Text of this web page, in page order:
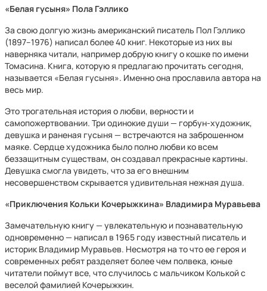
«Белая гусыня» Пола Гэллико
За свою долгую жизнь американский писатель Пол Гэллико
(1897–1976) написал более 40 книг. Некоторые из них вы
наверняка читали, например добрую книгу о кошке по имени
Томасина. Книга, которую я предлагаю прочитать сегодня,
называется «Белая гусыня». Именно она прославила автора на
весь мир.
Это трогательная история о любви, верности и
самопожертвовании. Три одинокие души — горбун-художник,
девушка и раненая гусыня — встречаются на заброшенном
маяке. Сердце художника было полно любви ко всем
беззащитным существам, он создавал прекрасные картины.
Девушка смогла увидеть, что за его внешним
несовершенством скрывается удивительная нежная душа.
«Приключения Кольки Кочерыжкина» Владимира Муравьева
Замечательную книгу — увлекательную и познавательную
одновременно — написал в 1965 году известный писатель и
историк Владимир Муравьев. Несмотря на то что ее героя и
современных ребят разделяет более чем полвека, юные
читатели поймут все, что случилось с мальчиком Колькой с
веселой фамилией Кочерыжкин.